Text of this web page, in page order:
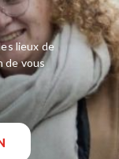
lieux de
de vous